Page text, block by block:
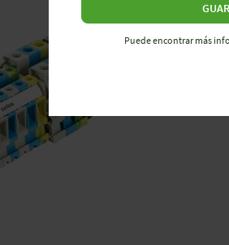
Puede encontrar más